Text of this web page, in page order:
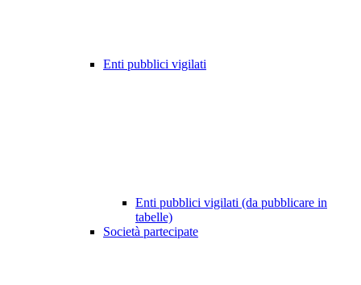
Enti pubblici vigilati
Enti pubblici vigilati (da pubblicare in
tabelle)
Società partecipate